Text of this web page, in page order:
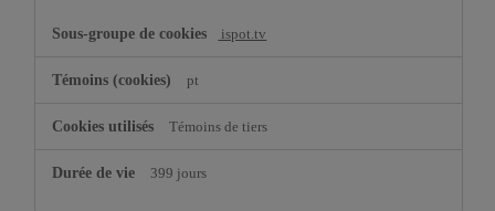
ispot.tv
pt
Témoins de tiers
399 jours